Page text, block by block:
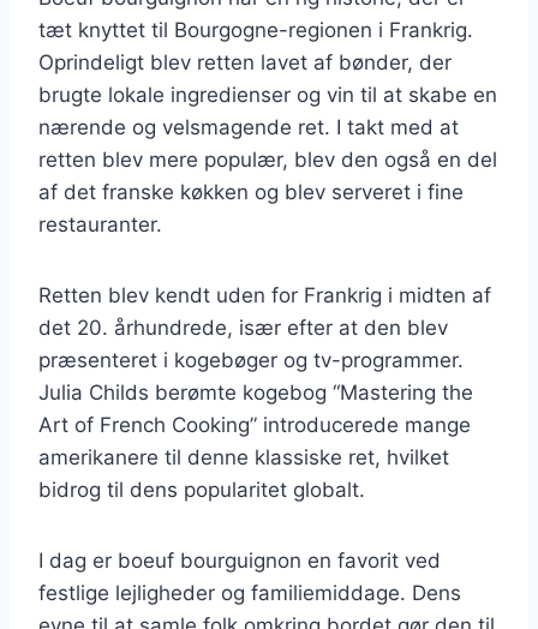
tæt knyttet til Bourgogne-regionen i Frankrig.
Oprindeligt blev retten lavet af bønder, der
brugte lokale ingredienser og vin til at skabe en
nærende og velsmagende ret. I takt med at
retten blev mere populær, blev den også en del
af det franske køkken og blev serveret i fine
restauranter.
Retten blev kendt uden for Frankrig i midten af
det 20. århundrede, især efter at den blev
præsenteret i kogebøger og tv-programmer.
Julia Childs berømte kogebog “Mastering the
Art of French Cooking” introducerede mange
amerikanere til denne klassiske ret, hvilket
bidrog til dens popularitet globalt.
I dag er boeuf bourguignon en favorit ved
festlige lejligheder og familiemiddage. Dens